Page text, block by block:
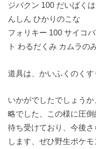
ジバクン 100 だいばく
んしん ひかりのこな
フォリキー 100 サイコ
ト わるだくみ カムラの
道具は、かいふくのくす
いかがでしたでしょう
略でした、この様に圧
待ち受けており、今後
します、ぜひ野生ポケ